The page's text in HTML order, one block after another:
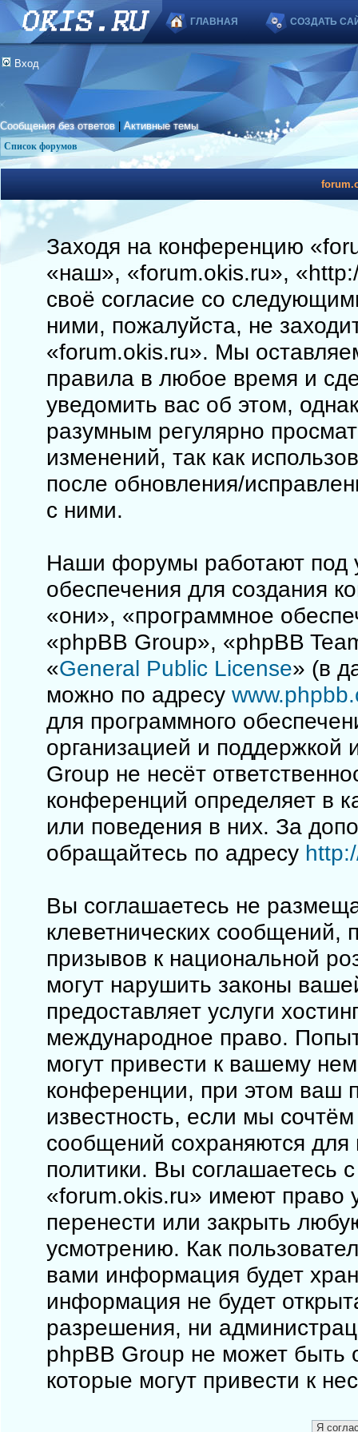
ГЛАВНАЯ СОЗДАТЬ
Вход
Сообщения без ответов |Активные темы
Список форумов
Заходя на конференцию
«наш», «forum.okis.ru»,
своё согласие со
ними, пожалуйста, не
«forum.okis.ru». Мы
правила в любое время и
уведомить вас об этом,
разумным регулярно
изменений, так как
после обновления/
с ними.
Наши форумы работают под
обеспечения для создания
«они», «программное
«phpBB Group», «phpBB
«General Public License» (в
можно по адресу
для программного
организацией и поддержкой
Group не несёт
конференций определяет в
или поведения в них. За
обращайтесь по адресу
Вы соглашаетесь не
клеветнических сообщений,
призывов к национальной
могут нарушить законы
предоставляет услуги
международное право.
могут привести к вашему
конференции, при этом ваш
известность, если мы
сообщений сохраняются для
политики. Вы соглашаетесь
«forum.okis.ru» имеют право
перенести или закрыть
усмотрению. Как
вами информация будет
информация не будет
разрешения, ни
phpBB Group не может быть
которые могут привести к